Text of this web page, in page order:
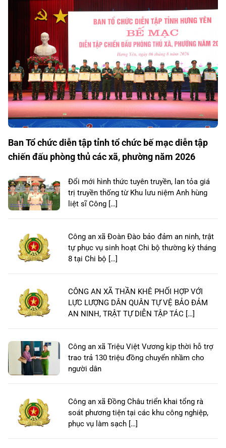
Ban Tổ chức diễn tập tỉnh tổ chức bế mạc diễn tập
chiến đấu phòng thủ các xã, phường năm 2026
Đổi mới hình thức tuyên truyền, lan tỏa giá
trị truyền thống từ Khu lưu niệm Anh hùng
liệt sĩ Công […]
Công an xã Đoàn Đào bảo đảm an ninh, trật
tự phục vụ sinh hoạt Chi bộ thường kỳ tháng
8 tại Chi bộ […]
CÔNG AN XÃ THẦN KHÊ PHỐI HỢP VỚI
LỰC LƯỢNG DÂN QUÂN TỰ VỆ BẢO ĐẢM
AN NINH, TRẬT TỰ DIỄN TẬP TÁC […]
Công an xã Triệu Việt Vương kịp thời hỗ trợ
trao trả 130 triệu đồng chuyển nhầm cho
người dân
Công an xã Đồng Châu triển khai tổng rà
soát phương tiện tại các khu công nghiệp,
phục vụ làm sạch […]